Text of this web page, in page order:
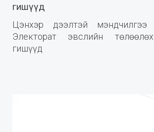
гишүүд
Цэнхэр дээлтэй
Электорат эвслийн
гишүүд